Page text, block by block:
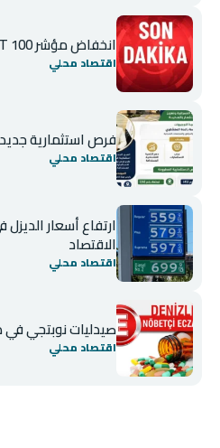
انخفاض مؤشر BIST 100 في بورصة إسطنبول
اقتصاد محلي
فرص استثمارية
اقتصاد محلي
ارتفاع أسعار الديزل
الاقتصاد
اقتصاد محلي
صيدليات نوبتجي في
اقتصاد محلي